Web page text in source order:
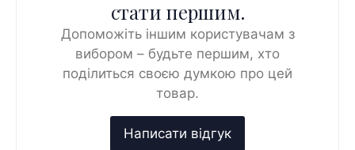
стати першим.
Допоможіть іншим користувачам з
вибором – будьте першим, хто
поділиться своєю думкою про цей
товар.